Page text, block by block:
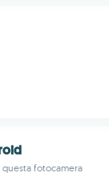
fotocamera